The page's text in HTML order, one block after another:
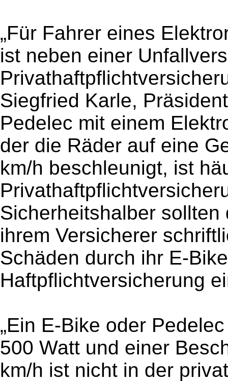
„Für Fahrer eines
ist neben einer
Siegfried Karle,
Pedelec mit einem
der die Räder auf eine
km/h beschleunigt, ist
Sicherheitshalber
ihrem Versicherer
Schäden durch ihr E-
Haftpflichtversicherung
„Ein E-Bike oder
500 Watt und einer
km/h ist nicht in der